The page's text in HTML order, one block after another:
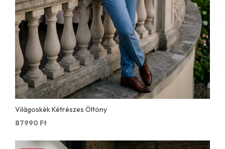
Világoskék Kétrészes Öltöny
87990 Ft